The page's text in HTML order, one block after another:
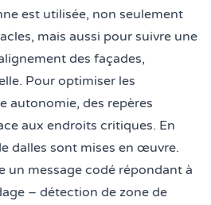
est utilisée, non seulement
mais aussi pour suivre une
des façades,
Pour optimiser les
autonomie, des repères
aux endroits critiques. En
dalles sont mises en œuvre.
un message codé répondant à
– détection de zone de